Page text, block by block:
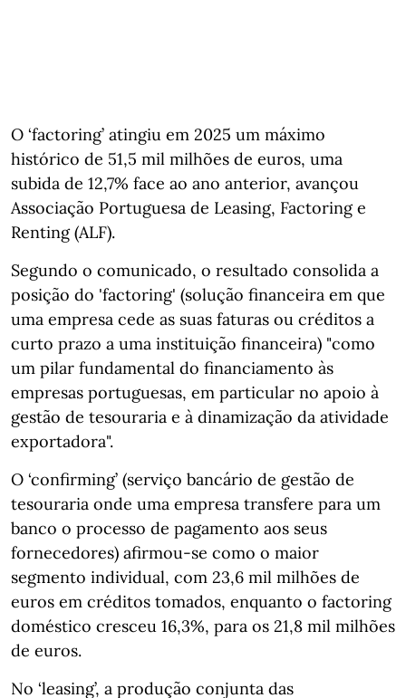
O ‘factoring’ atingiu em 2025 um máximo
histórico de 51,5 mil milhões de euros, uma
subida de 12,7% face ao ano anterior, avançou
Associação Portuguesa de Leasing, Factoring e
Renting (ALF).
Segundo o comunicado, o resultado consolida a
posição do 'factoring' (solução financeira em que
uma empresa cede as suas faturas ou créditos a
curto prazo a uma instituição financeira) "como
um pilar fundamental do financiamento às
empresas portuguesas, em particular no apoio à
gestão de tesouraria e à dinamização da atividade
exportadora".
O ‘confirming’ (serviço bancário de gestão de
tesouraria onde uma empresa transfere para um
banco o processo de pagamento aos seus
fornecedores) afirmou-se como o maior
segmento individual, com 23,6 mil milhões de
euros em créditos tomados, enquanto o factoring
doméstico cresceu 16,3%, para os 21,8 mil milhões
de euros.
No ‘leasing’, a produção conjunta das